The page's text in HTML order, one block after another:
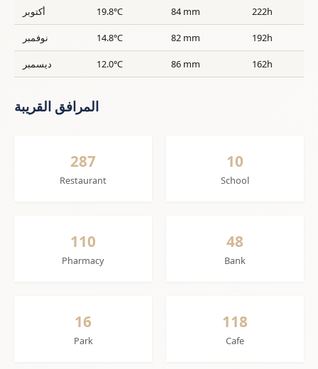
أكتوبر 19.8°C 84 mm 222h
نوفمبر 14.8°C 82 mm 192h
ديسمبر 12.0°C 86 mm 162h
المرافق القريبة
287
Restaurant
10
School
110
Pharmacy
48
Bank
16
Park
118
Cafe